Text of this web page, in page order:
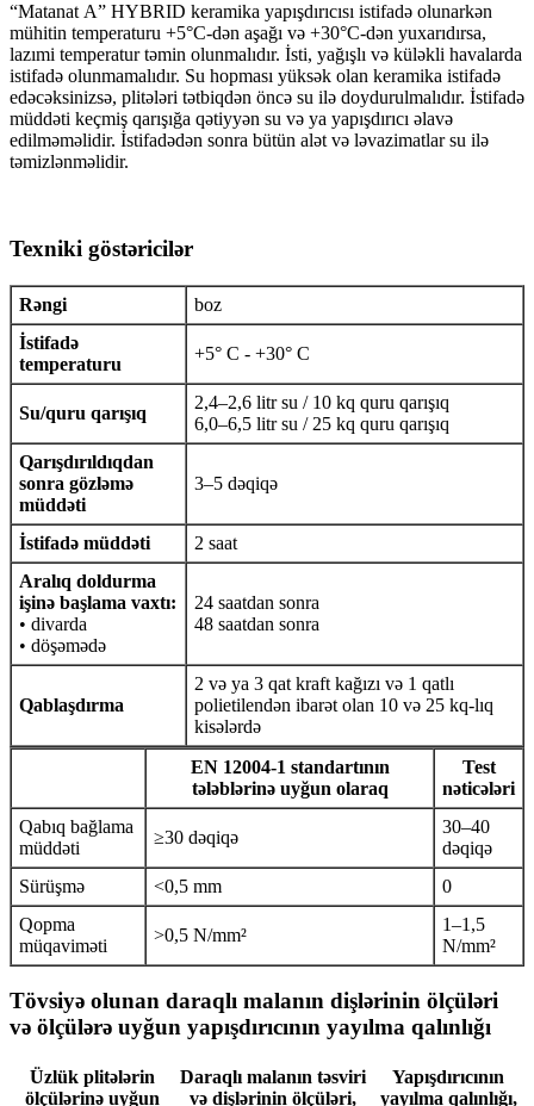
“Matanat A” HYBRID keramika yapışdırıcısı istifadə olunarkən
mühitin temperaturu +5°C-dən aşağı və +30°C-dən yuxarıdırsa,
lazımi temperatur təmin olunmalıdır. İsti, yağışlı və küləkli havalarda
istifadə olunmamalıdır. Su hopması yüksək olan keramika istifadə
edəcəksinizsə, plitələri tətbiqdən öncə su ilə doydurulmalıdır. İstifadə
müddəti keçmiş qarışığa qətiyyən su və ya yapışdırıcı əlavə
edilməməlidir. İstifadədən sonra bütün alət və ləvazimatlar su ilə
təmizlənməlidir.
Texniki göstəricilər
Rəngi
boz
İstifadə
temperaturu
+5° C - +30° C
Su/quru qarışıq
2,4–2,6 litr su / 10 kq quru qarışıq
6,0–6,5 litr su / 25 kq quru qarışıq
Qarışdırıldıqdan
sonra gözləmə
müddəti
3–5 dəqiqə
İstifadə müddəti
2 saat
Aralıq doldurma
işinə başlama vaxtı:
• divarda
• döşəmədə
24 saatdan sonra
48 saatdan sonra
Qablaşdırma
2 və ya 3 qat kraft kağızı və 1 qatlı
polietilendən ibarət olan 10 və 25 kq-lıq
kisələrdə
EN 12004-1 standartının
tələblərinə uyğun olaraq
Test
nəticələri
Qabıq bağlama
müddəti
≥30 dəqiqə
30–40
dəqiqə
Sürüşmə
<0,5 mm
0
Qopma
müqaviməti
>0,5 N/mm²
1–1,5
N/mm²
Tövsiyə olunan daraqlı malanın dişlərinin ölçüləri
və ölçülərə uyğun yapışdırıcının yayılma qalınlığı
Üzlük plitələrin
ölçülərinə uyğun
Daraqlı malanın təsviri
və dişlərinin ölçüləri,
Yapışdırıcının
yayılma qalınlığı,